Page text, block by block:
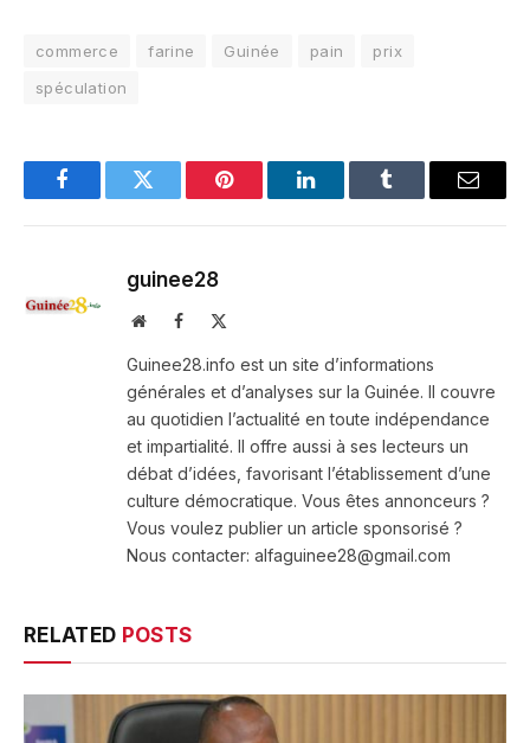
commerce farine Guinée pain
prix
spéculation
FacebookTwitter Pinterest LinkedInTumblr Email
guinee28
WebsiteFacebook
Guinee28.info est un site d’informations
générales et d’analyses sur la Guinée. Il couvre
au quotidien l’actualité en toute indépendance
et impartialité. Il offre aussi à ses lecteurs un
débat d’idées, favorisant l’établissement d’une
culture démocratique. Vous êtes annonceurs ?
Vous voulez publier un article sponsorisé ?
Nous contacter: alfaguinee28@gmail.com
RELATED POSTS